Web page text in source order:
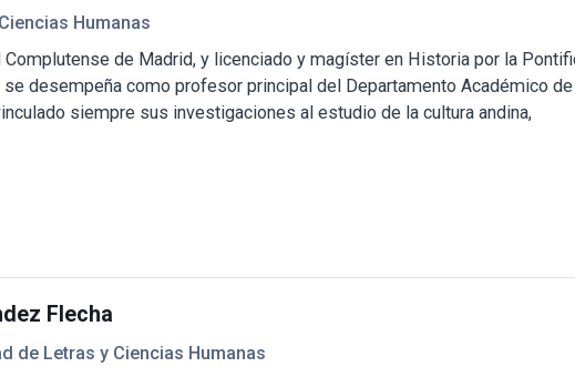
Humanas
de Madrid, y licenciado y magíster en Historia por la
desempeña como profesor principal del Departamento Académico de
siempre sus investigaciones al estudio de la cultura andina,
Flecha
de Letras y Ciencias Humanas